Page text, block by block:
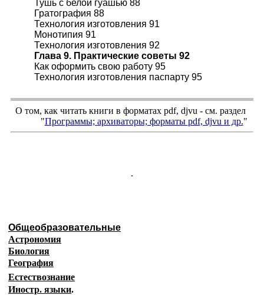
Тушь с белой гуашью 88
Гратография 88
Технология изготовления 91
Монотипия 91
Технология изготовления 92
Глава 9. Практические советы 92
Как оформить свою работу 95
Технология изготовления паспарту 95
О том, как читать книги в форматах pdf, djvu - см. раздел
"Программы; архиваторы; форматы pdf, djvu и др."
.
Общеобразовательные
Астрономия
Биология
География
Естествознание
Иностр. языки.